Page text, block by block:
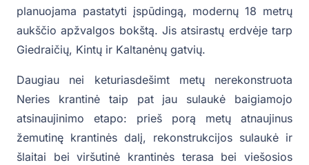
planuojama pastatyti įspūdingą, modernų 18 metrų
aukščio apžvalgos bokštą. Jis atsirastų erdvėje tarp
Giedraičių, Kintų ir Kaltanėnų gatvių.
Daugiau nei keturiasdešimt metų nerekonstruota
Neries krantinė taip pat jau sulaukė baigiamojo
atsinaujinimo etapo: prieš porą metų atnaujinus
žemutinę krantinės dalį, rekonstrukcijos sulaukė ir
šlaitai bei viršutinė krantinės terasa bei viešosios